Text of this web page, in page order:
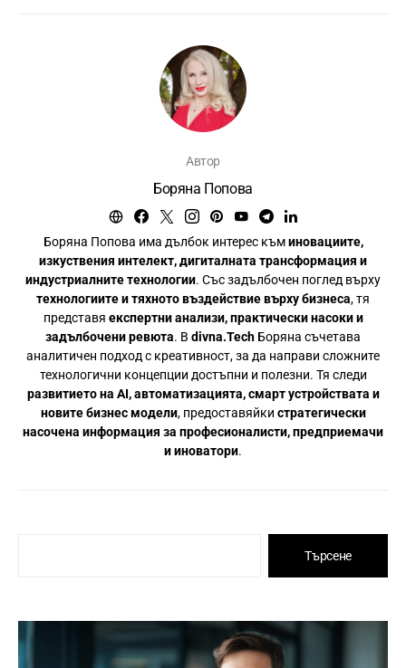
Автор
Боряна Попова
Боряна Попова има дълбок интерес къминовациите,
изкуствения интелект, дигиталната трансформация и
индустриалните технологии. Със задълбочен поглед върху
технологиите и тяхното въздействие върху бизнеса, тя
представя експертни анализи, практически насоки и
задълбочени ревюта. В divna.Tech Боряна съчетава
аналитичен подход с креативност, за да направи сложните
технологични концепции достъпни и полезни. Тя следи
развитието на AI, автоматизацията, смарт устройствата и
новите бизнес модели, предоставяйки стратегически
насочена информация за професионалисти, предприемачи
и иноватори.
Търсене